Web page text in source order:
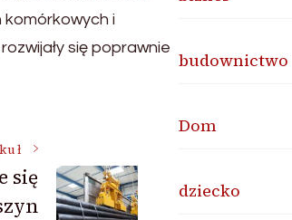
i
się poprawnie
się
budownictwo
Dom
dziecko